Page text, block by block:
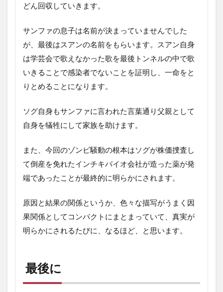
どん回収していきます。
サンファの息子は名前が決まっていませんでした
が、最後はスアンの名前をもらいます。スアン自身
は学芸会で歌えなかった歌を最後トンネルの中で歌
いきることで感染者でないことを証明し、一命をと
りとめることになります。
ソグ自身もサンファに言われた言葉通り父親として
自身を犠牲にして家族を助けます。
また、今回のゾンビ騒動の根本はソグが株価捜査し
て倒産を免れたインチキバイオ会社が造った薬が発
端であったことが最終的に明らかにされます。
原因と結果の関係というか、色々な描写がうまく因
果関係としてコンパクトにまとまっていて、真実が
明らかにされるたびに、なるほど、と思います。
最後に